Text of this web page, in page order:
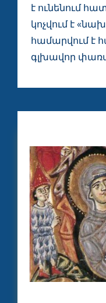
է ունենում
կոչվում է
համարվում
գլխավոր